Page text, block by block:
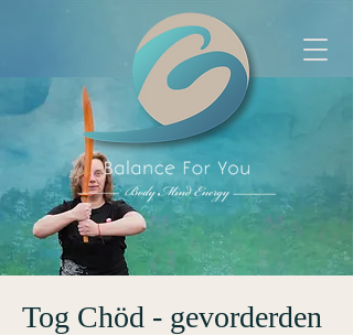
Tog Chöd - gevorderden